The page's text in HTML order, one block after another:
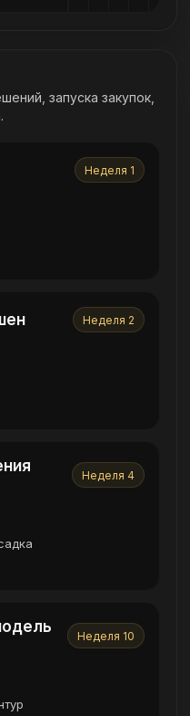
запуска закупок,
Неделя 1
Неделя 2
Неделя 4
Неделя 10